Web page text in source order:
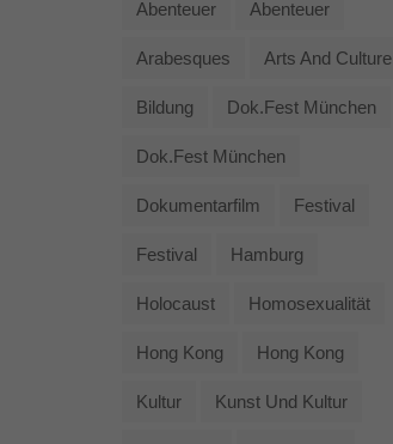
Abenteuer Abenteuer
Arabesques Arts And Culture
Bildung Dok.fest München
Dok.fest München
Dokumentarfilm Festival
Festival Hamburg
Holocaust Homosexualität
Hong Kong Hong Kong
Kultur Kunst Und Kultur